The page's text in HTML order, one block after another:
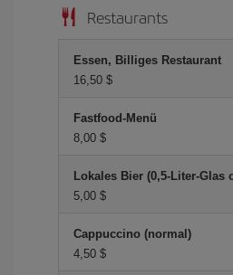
Restaurants
Essen, Billiges Restaurant
16,50 $
Fastfood-Menü
8,00 $
Lokales Bier (0,5-Liter-Glas
5,00 $
Cappuccino (normal)
4,50 $